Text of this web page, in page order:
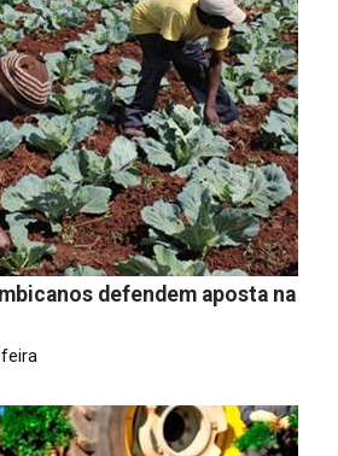
defendem aposta na